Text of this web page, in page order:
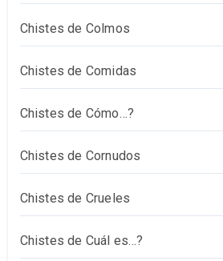
Chistes de Colmos
Chistes de Comidas
Chistes de Cómo…?
Chistes de Cornudos
Chistes de Crueles
Chistes de Cuál es…?